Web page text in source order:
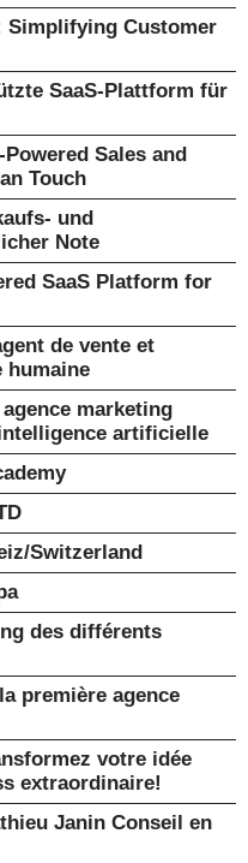
Simplifying Customer
SaaS-Plattform für
Sales and
Touch
und
Note
SaaS Platform for
de vente et
humaine
marketing
artificielle
Switzerland
des différents
première agence
votre idée
extraordinaire!
Janin Conseil en